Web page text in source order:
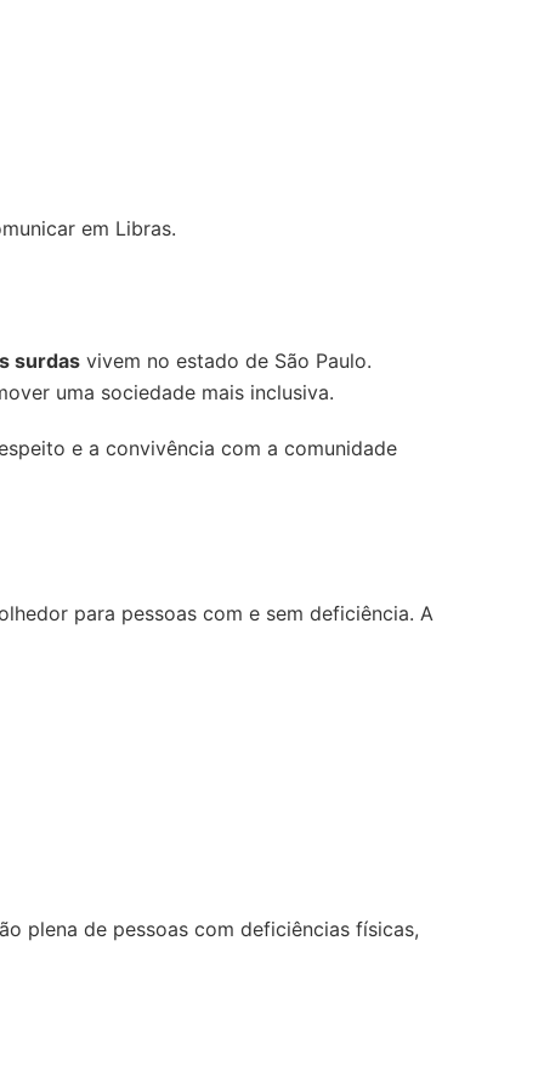
em Libras.
surdas vivem no estado de São Paulo.
uma sociedade mais inclusiva.
e a convivência com a comunidade
para pessoas com e sem deficiência. A
plena de pessoas com deficiências físicas,